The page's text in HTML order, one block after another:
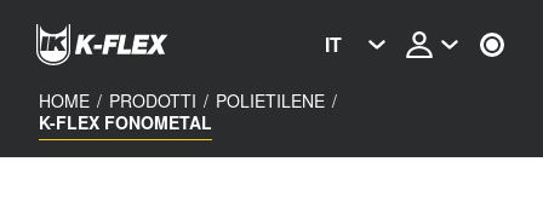
content
IT
HOME / PRODOTTI / POLIETILENE /
K-FLEX FONOMETAL